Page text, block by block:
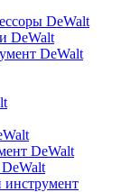
DeWalt
DeWalt
DeWalt
DeWalt